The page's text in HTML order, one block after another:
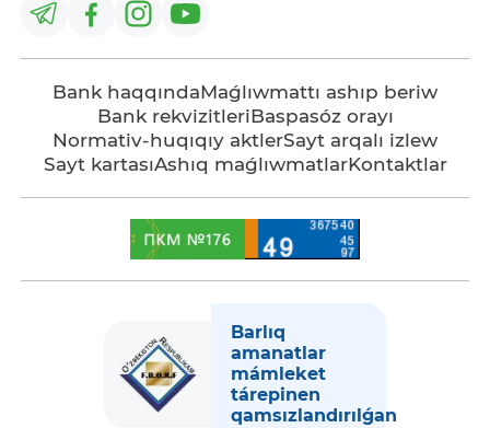
Bank haqqındaMaǵlıwmattı ashıp beriw
Bank rekvizitleriBaspasóz orayı
Normativ-huqıqıy aktlerSayt arqalı izlew
Sayt kartasıAshıq maǵlıwmatlarKontaktlar
Barlıq
amanatlar
mámleket
tárepinen
qamsızlandırılǵan